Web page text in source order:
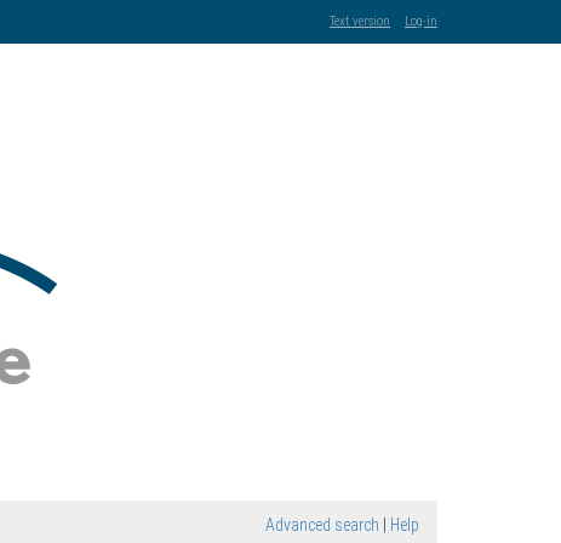
Text version Log-in
Advanced search Help